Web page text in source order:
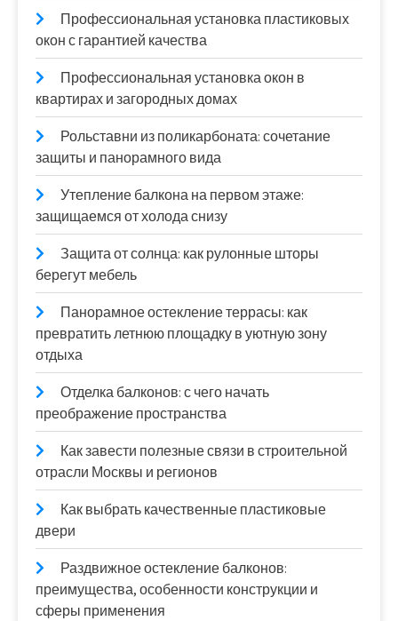
Профессиональная установка пластиковых
окон с гарантией качества
Профессиональная установка окон в
квартирах и загородных домах
Рольставни из поликарбоната: сочетание
защиты и панорамного вида
Утепление балкона на первом этаже:
защищаемся от холода снизу
Защита от солнца: как рулонные шторы
берегут мебель
Панорамное остекление террасы: как
превратить летнюю площадку в уютную зону
отдыха
Отделка балконов: с чего начать
преображение пространства
Как завести полезные связи в строительной
отрасли Москвы и регионов
Как выбрать качественные пластиковые
двери
Раздвижное остекление балконов:
преимущества, особенности конструкции и
сферы применения